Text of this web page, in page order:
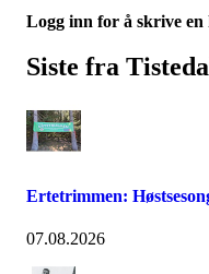
Logg inn for å skrive en
Siste fra
Ertetrimmen:
07.08.2026